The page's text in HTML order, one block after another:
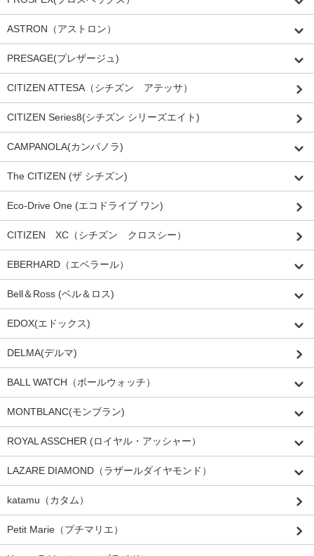
ASTRON（アストロン）
PRESAGE(プレザージュ)
CITIZEN ATTESA（シチズン アテッサ）
CITIZEN Series8(シチズン シリーズエイト)
CAMPANOLA(カンパノラ)
The CITIZEN (ザ シチズン)
Eco-Drive One (エコドライブ ワン)
CITIZEN XC（シチズン クロスシー）
EBERHARD（エベラール）
Bell＆Ross (ベル＆ロス)
EDOX(エドックス)
DELMA(デルマ)
BALL WATCH（ボールウォッチ）
MONTBLANC(モンブラン)
ROYAL ASSCHER (ロイヤル・アッシャー）
LAZARE DIAMOND（ラザールダイヤモンド）
katamu（カタム）
Petit Marie（プチマリエ）